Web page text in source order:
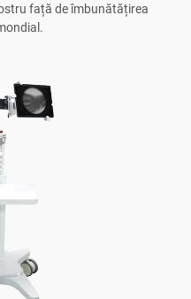
față de îmbunătățirea